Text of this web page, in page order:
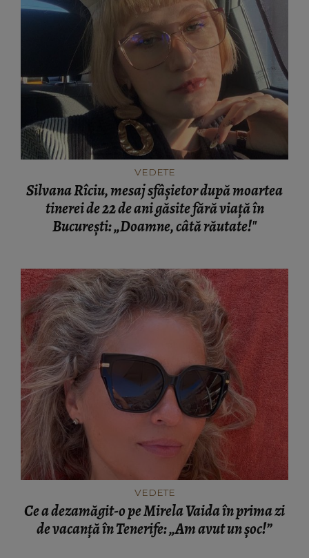
VEDETE
Silvana Rîciu, mesaj sfâșietor după moartea
tinerei de 22 de ani găsite fără viață în
București: „Doamne, câtă răutate!"
VEDETE
Ce a dezamăgit-o pe Mirela Vaida în prima zi
de vacanță în Tenerife: „Am avut un șoc!”